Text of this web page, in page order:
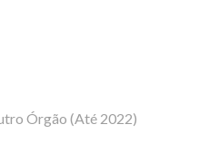
Órgão (Até 2022)